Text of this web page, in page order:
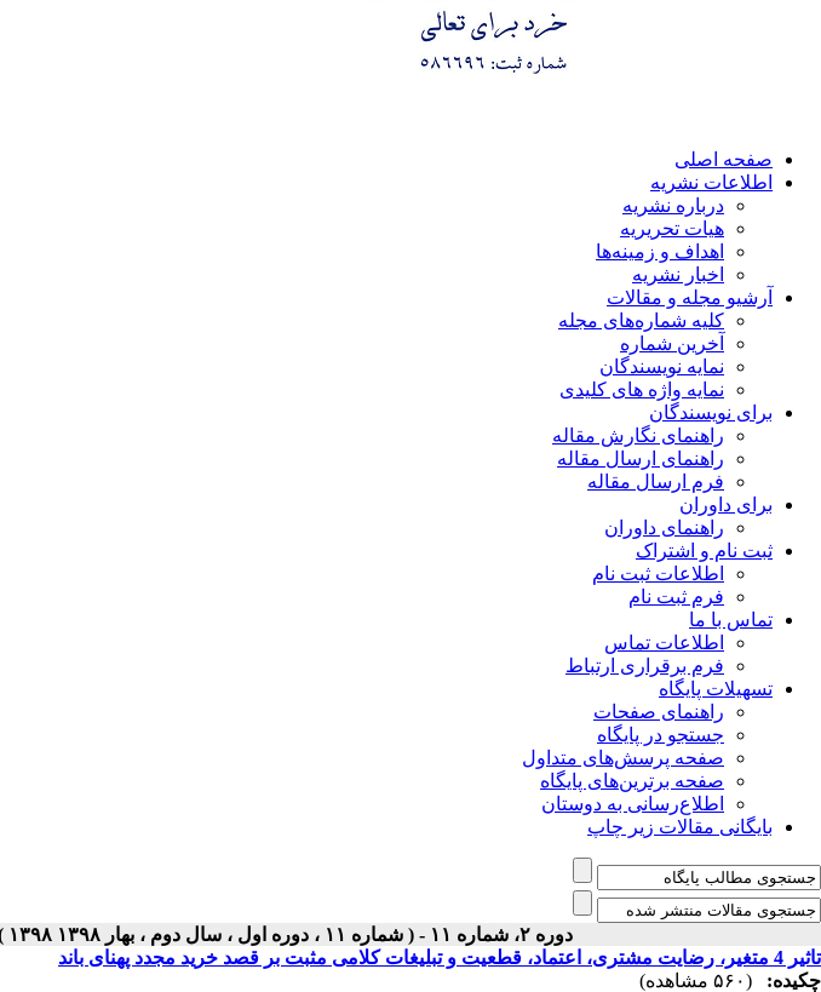
صفحه اصلی
اطلاعات نشریه
درباره نشریه
هیات تحریریه
اهداف و زمینه‌ها
اخبار نشریه
آرشیو مجله و مقالات
کلیه شماره‌های مجله
آخرین شماره
نمایه نویسندگان
نمایه واژه های کلیدی
برای نویسندگان
راهنمای نگارش مقاله
راهنمای ارسال مقاله
فرم ارسال مقاله
برای داوران
راهنمای داوران
ثبت نام و اشتراک
اطلاعات ثبت نام
فرم ثبت نام
تماس با ما
اطلاعات تماس
فرم برقراری ارتباط
تسهیلات پایگاه
راهنمای صفحات
جستجو در پایگاه
صفحه پرسش‌های متداول
صفحه برترین‌های پایگاه
اطلاع‌رسانی به دوستان
بایگانی مقالات زیر چاپ
دوره ۲، شماره ۱۱ - ( شماره ۱۱ ، دوره اول ، سال دوم ، بهار ۱۳۹۸ ۱۳۹۸ )
تاثیر 4 متغیر، رضایت مشتری، اعتماد، قطعیت و تبلیغات کلامی مثبت بر قصد خرید مجدد پهنای باند
چکیده:
(۵۶۰ مشاهده)